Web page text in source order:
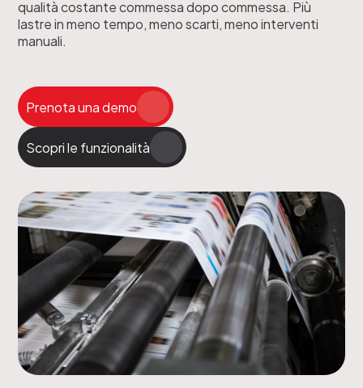
qualità costante commessa dopo commessa. Più
lastre in meno tempo, meno scarti, meno interventi
manuali.
Prenota una demo
Scopri le funzionalità